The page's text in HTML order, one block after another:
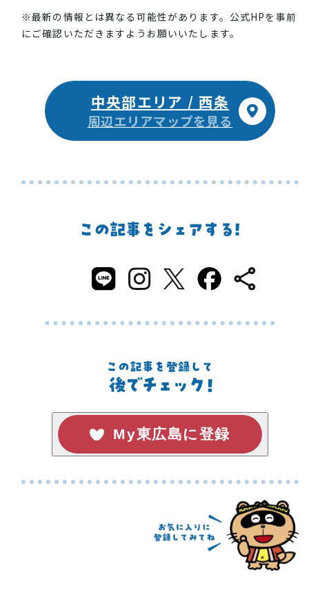
※最新の情報とは異なる可能性があります。公式HPを事前
にご確認いただきますようお願いいたします。
中央部エリア / 西条
周辺エリアマップを見る
My東広島に登録